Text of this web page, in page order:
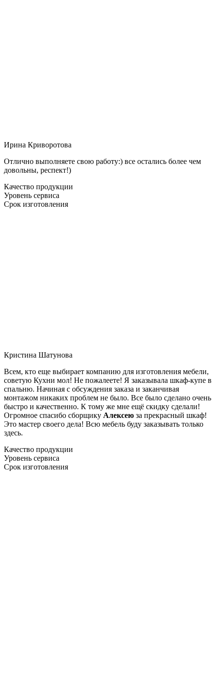
Ирина Криворотова
Отлично выполняете свою работу:) все остались более чем
довольны, респект!)
Качество продукции
Уровень сервиса
Срок изготовления
Кристина Шатунова
Всем, кто еще выбирает компанию для изготовления мебели,
советую Кухни мол! Не пожалеете! Я заказывала шкаф-купе в
спальню. Начиная с обсуждения заказа и заканчивая
монтажом никаких проблем не было. Все было сделано очень
быстро и качественно. К тому же мне ещё скидку сделали!
Огромное спасибо сборщику Алексею за прекрасный шкаф!
Это мастер своего дела! Всю мебель буду заказывать только
здесь.
Качество продукции
Уровень сервиса
Срок изготовления